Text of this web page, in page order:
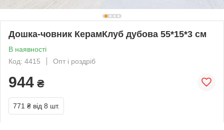
Дошка-човник КерамКлуб дубова 55*15*3 см
В наявності
Код: 4415
Опт і роздріб
944 ₴
771 ₴ від 8 шт.